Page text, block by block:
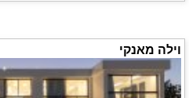
וילה מאנקי